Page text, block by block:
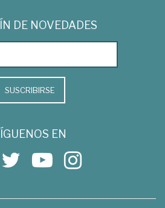
DE NOVEDADES
SUSCRIBIRSE
EN